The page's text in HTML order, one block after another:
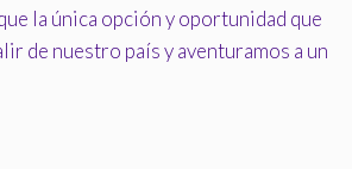
la única opción y oportunidad que
de nuestro país y aventuramos a un